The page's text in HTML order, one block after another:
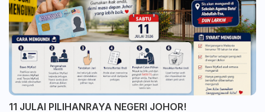
11 JULAI PILIHANRAYA NEGERI JOHOR!